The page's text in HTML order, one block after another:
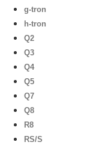
g-tron
h-tron
Q2
Q3
Q4
Q5
Q7
Q8
R8
RS/S